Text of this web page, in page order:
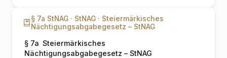
§ 7a StNAG · StNAG · Steiermärkisches
Nächtigungsabgabegesetz – StNAG
§ 7a Steiermärkisches
Nächtigungsabgabegesetz – StNAG